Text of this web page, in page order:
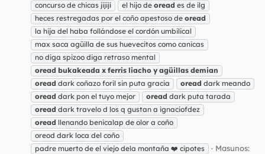
concurso de chicas jijiji
el hijo de oread es de ilg
heces restregadas por el coño apestoso de oread
la hija del haba follándose el cordón umbilical
max saca agüilla de sus huevecitos como canicas
no diga spizoo diga retraso mental
oread bukakeada x ferris liacho y agüillas demian
oread dark coñazo foril sin puta gracia oread dark meando
oread dark pon el tuyo mejor oread dark puta tarada
oread dark travelo d los q gustan a ignaciofdez
oread llenando benicalap de olor a coño
oreod dark loca del coño
padre muerto de el viejo dela montaña ❤️ cipotes
Masunos: